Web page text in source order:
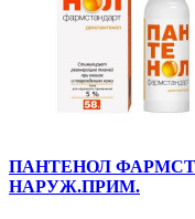
ПАНТЕНОЛ
НАРУЖ.ПРИМ.